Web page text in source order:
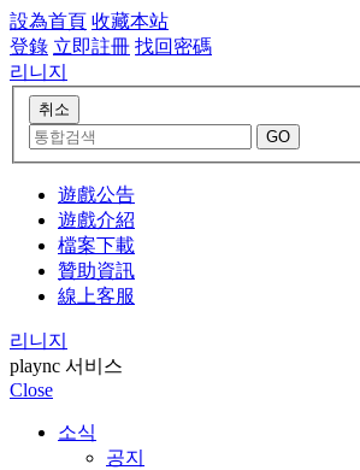
設為首頁 收藏本站
登錄 立即註冊 找回密碼
리니지
遊戲公告
遊戲介紹
檔案下載
贊助資訊
線上客服
리니지
plaync 서비스
Close
소식
공지